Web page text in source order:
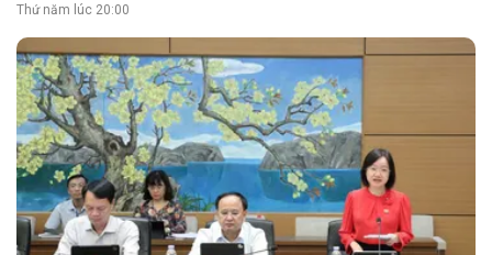
Thứ năm lúc 20:00